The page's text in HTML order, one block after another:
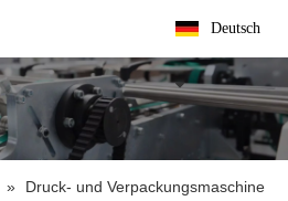
Deutsch
»
Druck- und Verpackungsmaschine